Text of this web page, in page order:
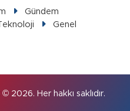
Gündem
Genel
2026. Her hakkı saklıdır.